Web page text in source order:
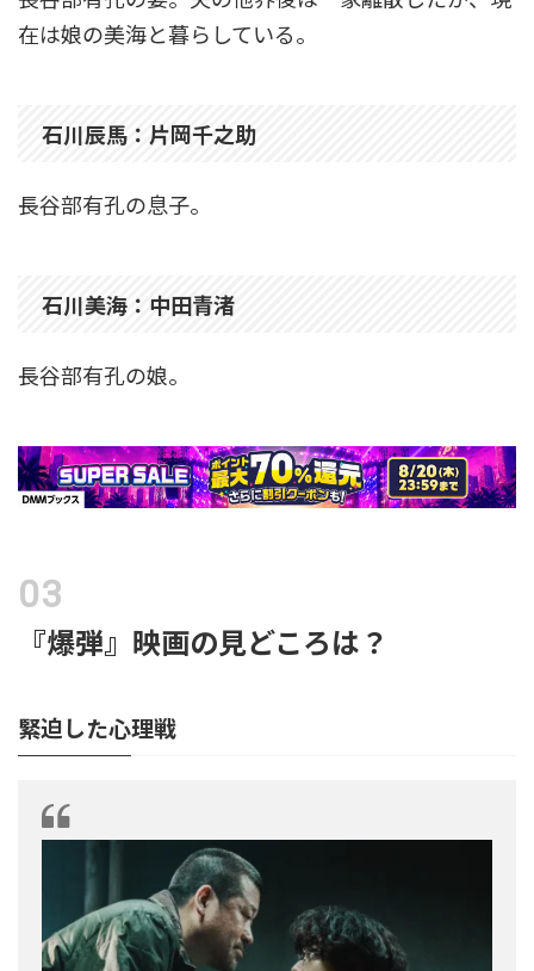
在は娘の美海と暮らしている。
石川辰馬：片岡千之助
長谷部有孔の息子。
石川美海：中田青渚
長谷部有孔の娘。
『爆弾』映画の見どころは？
緊迫した心理戦